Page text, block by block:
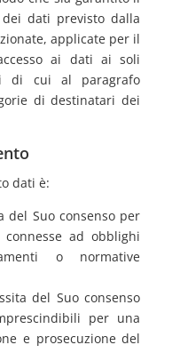
dati previsto dalla
applicate per il
ai dati ai soli
di cui al paragrafo
di destinatari dei
dati è:
del Suo consenso per
ad obblighi
o normative
del Suo consenso
per una
e prosecuzione del